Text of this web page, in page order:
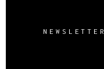
NEWSLETTER